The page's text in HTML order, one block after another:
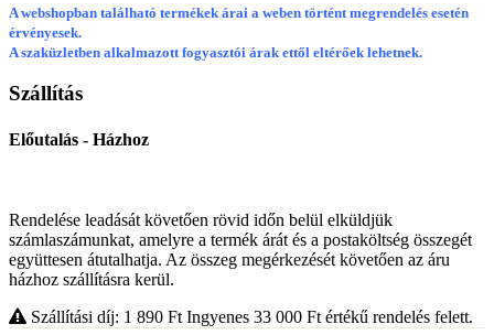
A webshopban található termékek árai a weben történt megrendelés esetén
érvényesek.
A szaküzletben alkalmazott fogyasztói árak ettől eltérőek lehetnek.
Szállítás
Előutalás - Házhoz
Rendelése leadását követően rövid időn belül elküldjük
számlaszámunkat, amelyre a termék árát és a postaköltség összegét
együttesen átutalhatja. Az összeg megérkezését követően az áru
házhoz szállításra kerül.
Szállítási díj: 1 890 Ft Ingyenes 33 000 Ft értékű rendelés felett.